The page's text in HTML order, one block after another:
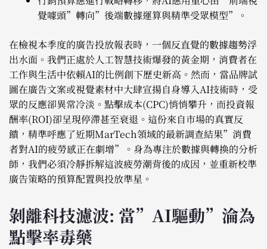
覺噱頭”轉向”後端數據運算與精準受眾模型”。
在檢視本季度的廣告投放報表時，一個反直覺的數據趨勢浮
出水面。我們正處於人工智慧技術爆發的黃金期，消費者在
工作與生活中依賴AI的比例創下歷史新高。然而，當品牌試
圖在廣告文案或視覺素材中大肆宣揚自身導入AI技術時，受
眾的反應卻異常冷淡。點擊成本(CPC)悄悄攀升，而投資報
酬率(ROI)卻呈現停滯甚至衰退。這份來自市場的真實反
饋，精準呼應了近期MarTech領域的最新調查結果”消費
者對AI的疲勞感正在劇增”。身為專注於數據與轉換的分析
師，我們必須冷靜拆解這波疲勞潮背後的成因，並重新校準
廣告策略的預算配置與投放準星。
剝離科技濾波: 當”AI驅動”淪為
點擊率毒藥